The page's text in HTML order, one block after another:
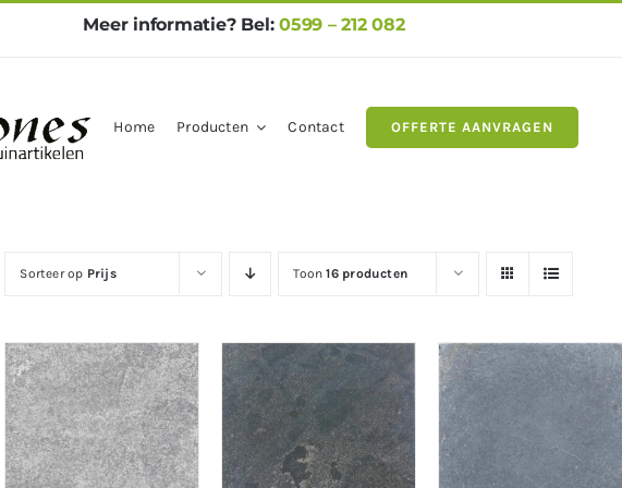
Meer informatie? Bel:0599 – 212 082
Home Producten Contact OFFERTE AANVRAGEN
Sorteer op Prijs Toon16 producten